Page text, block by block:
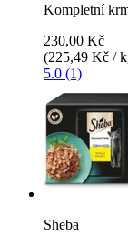
Kompletní
230,00 Kč
(225,49 Kč /
5.0 (1)
Sheba